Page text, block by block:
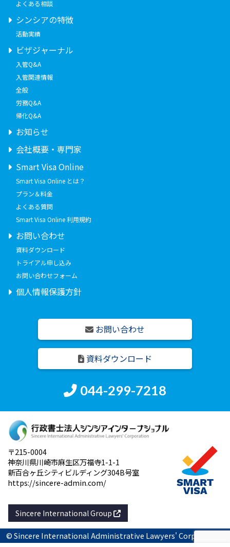
よくある相談
シンシアの特徴
活動実績
ビザジャーナル
入管Q&A
入管関連情報
全般
労務Q&A
帰化Q&A
お知らせ
会社概要・専門家
Smart Visa Online
Smart Visa Online とは？
プラン＆料金
よくある質問
Smart Visa Online 利用規約
お問い合わせ
資料ダウンロード
トライアル申し込み
お問い合わせフォーム
個人情報保護方針
お問い合わせ
資料ダウンロード
044-299-7218
〒215-0004
神奈川県川崎市麻生区万福寺1-1-1
新百合ヶ丘シティビルディング304B号室
https://sincere-admin.com/
Sincere International Group
© Sincere International Administrative Lawyers' Corporation.